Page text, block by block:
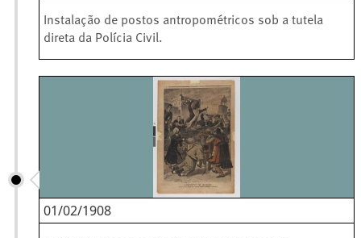
Instalação de postos antropométricos sob a tutela
direta da Polícia Civil.
01/02/1908